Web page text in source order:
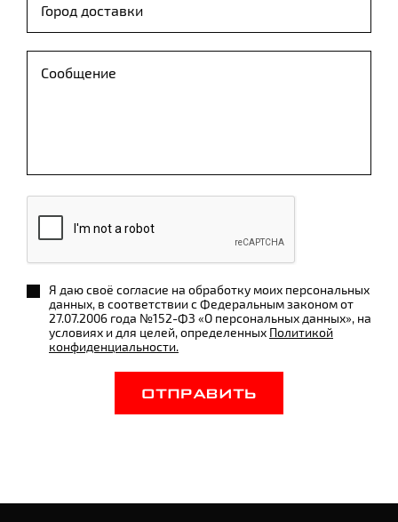
Я даю своё согласие на обработку моих персональных
данных, в соответствии с Федеральным законом от
27.07.2006 года №152-ФЗ «О персональных данных», на
условиях и для целей, определенных Политикой
конфиденциальности.
ОТПРАВИТЬ